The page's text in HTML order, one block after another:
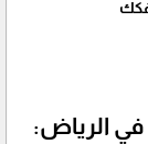
في الرياض: